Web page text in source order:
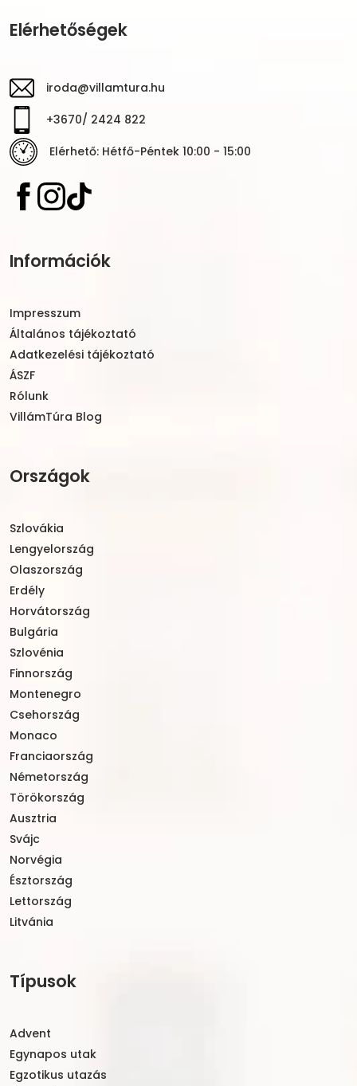
Elérhetőségek
iroda@villamtura.hu
+3670/ 2424 822
Elérhető: Hétfő-Péntek 10:00 - 15:00
Információk
Impresszum
Általános tájékoztató
Adatkezelési tájékoztató
ÁSZF
Rólunk
VillámTúra Blog
Országok
Szlovákia
Lengyelország
Olaszország
Erdély
Horvátország
Bulgária
Szlovénia
Finnország
Montenegro
Csehország
Monaco
Franciaország
Németország
Törökország
Ausztria
Svájc
Norvégia
Észtország
Lettország
Litvánia
Típusok
Advent
Egynapos utak
Egzotikus utazás